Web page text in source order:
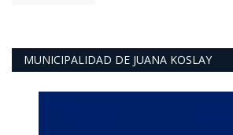
MUNICIPALIDAD DE JUANA KOSLAY